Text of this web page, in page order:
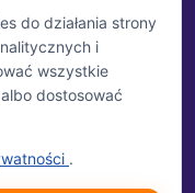
do działania strony
i
wszystkie
dostosować
.